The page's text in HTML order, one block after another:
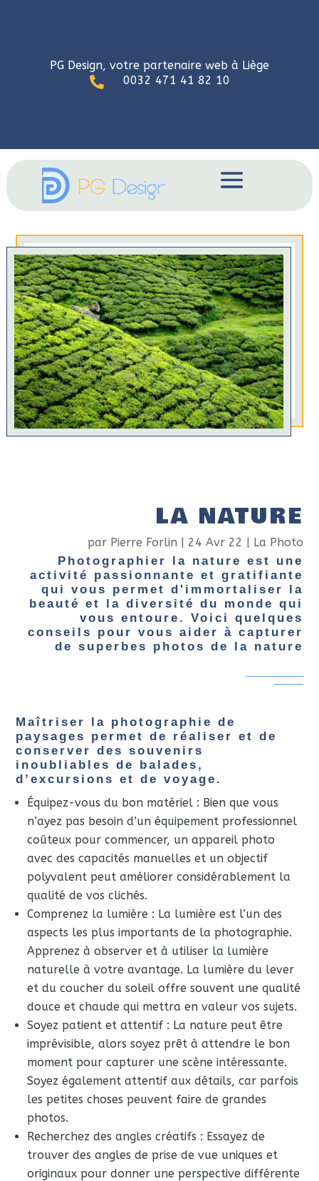
PG Design, votre partenaire web à Liège
 0032 471 41 82 10
LA NATURE
par Pierre Forlin | 24 Avr 22 | La Photo
Photographier la nature est une
activité passionnante et gratifiante
qui vous permet d'immortaliser la
beauté et la diversité du monde qui
vous entoure. Voici quelques
conseils pour vous aider à capturer
de superbes photos de la nature
Maîtriser la photographie de
paysages permet de réaliser et de
conserver des souvenirs
inoubliables de balades,
d’excursions et de voyage.
Équipez-vous du bon matériel : Bien que vous
n’ayez pas besoin d’un équipement professionnel
coûteux pour commencer, un appareil photo
avec des capacités manuelles et un objectif
polyvalent peut améliorer considérablement la
qualité de vos clichés.
Comprenez la lumière : La lumière est l’un des
aspects les plus importants de la photographie.
Apprenez à observer et à utiliser la lumière
naturelle à votre avantage. La lumière du lever
et du coucher du soleil offre souvent une qualité
douce et chaude qui mettra en valeur vos sujets.
Soyez patient et attentif : La nature peut être
imprévisible, alors soyez prêt à attendre le bon
moment pour capturer une scène intéressante.
Soyez également attentif aux détails, car parfois
les petites choses peuvent faire de grandes
photos.
Recherchez des angles créatifs : Essayez de
trouver des angles de prise de vue uniques et
originaux pour donner une perspective différente